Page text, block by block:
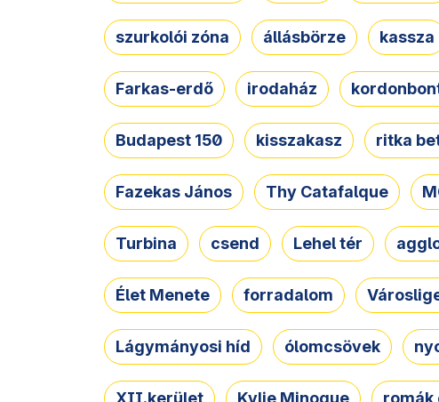
szurkolói zóna állásbörze kassza
Farkas-erdő irodaház
Budapest 150 kisszakasz ritka
Fazekas János Thy Catafalque
Turbina csend Lehel tér
Élet Menete forradalom
Lágymányosi híd ólomcsövek
XII.kerület Kylie Minogue romák